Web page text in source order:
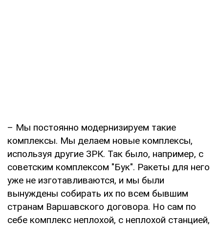
– Мы постоянно модернизируем такие
комплексы. Мы делаем новые комплексы,
используя другие ЗРК. Так было, например, с
советским комплексом "Бук". Ракеты для него
уже не изготавливаются, и мы были
вынуждены собирать их по всем бывшим
странам Варшавского договора. Но сам по
себе комплекс неплохой, с неплохой станцией,